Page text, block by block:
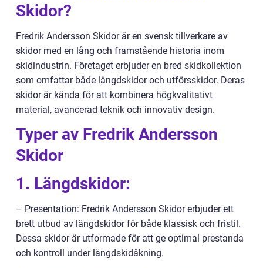
Skidor?
Fredrik Andersson Skidor är en svensk tillverkare av
skidor med en lång och framstående historia inom
skidindustrin. Företaget erbjuder en bred skidkollektion
som omfattar både längdskidor och utförsskidor. Deras
skidor är kända för att kombinera högkvalitativt
material, avancerad teknik och innovativ design.
Typer av Fredrik Andersson
Skidor
1. Längdskidor:
– Presentation: Fredrik Andersson Skidor erbjuder ett
brett utbud av längdskidor för både klassisk och fristil.
Dessa skidor är utformade för att ge optimal prestanda
och kontroll under längdskidåkning.